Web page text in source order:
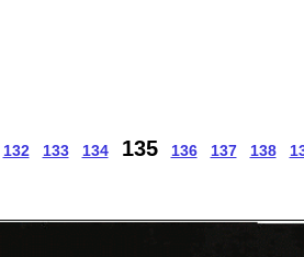
132 133 134 135 136 137 138